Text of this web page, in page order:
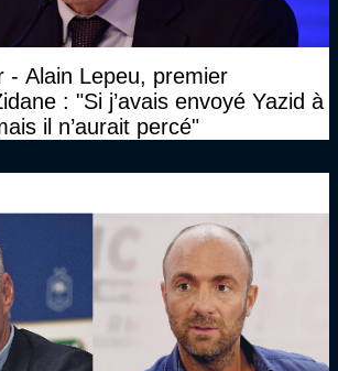
- Alain Lepeu, premier
: "Si j’avais envoyé Yazid à
il n’aurait percé"